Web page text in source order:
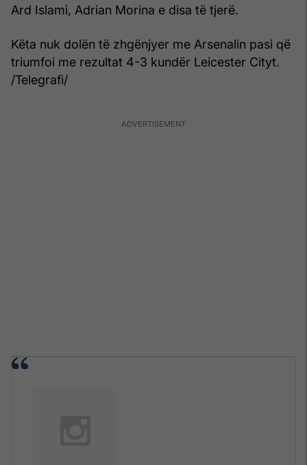
Ard Islami, Adrian Morina e disa të tjerë.
Këta nuk dolën të zhgënjyer me Arsenalin pasi që
triumfoi me rezultat 4-3 kundër Leicester Cityt.
/Telegrafi/